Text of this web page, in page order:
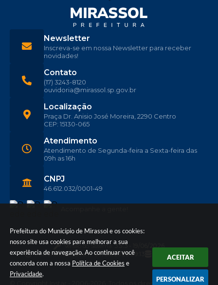
Prefeitura do Município de Mirassol e os cookies:
nosso site usa cookies para melhorar a sua
experiência de navegação. Ao continuar você
concorda com a nossa Política de Cookies e
Privacidade.
ACEITAR
PERSONALIZAR
Localização
Praça Dr. Anisio José Moreira, 2290 Centro
CEP: 15130-065
Contato
(17) 3243-8120
ouvidoria@mirassol.sp.gov.br
Atendimento
Atendimento de Segunda-feira a Sexta-feira das
09h as 16h
CNPJ
46.612.032/0001-49
Newsletter
Inscreva-se em nossa Newsletter para receber
novidades!
Versão do Sistema:3.5.3 - 19/06/2026
Portal atualizado em:07/08/2026 09:13 Dados Abertos
© Copyright Instar - 2006-2026. Todos os direitos